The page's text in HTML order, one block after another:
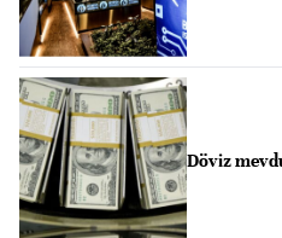
Döviz